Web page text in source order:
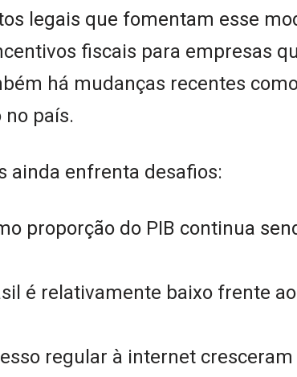
legais que fomentam esse
fiscais para empresas
há mudanças recentes
país.
ainda enfrenta desafios:
proporção do PIB continua
é relativamente baixo frente
regular à internet